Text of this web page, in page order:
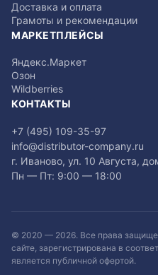
Доставка и оплата
Грамоты и рекомендации
МАРКЕТПЛЕЙСЫ
Яндекс.Маркет
Озон
Wildberries
КОНТАКТЫ
+7 (495) 109-35-97
info@distributor-company.ru
г. Иваново, ул. 10 Августа,
Пн — Пт: 9:00 — 18:00
© 2020 — 2026. Все права
сайте, зарегистрирована в
является публичной офертой.